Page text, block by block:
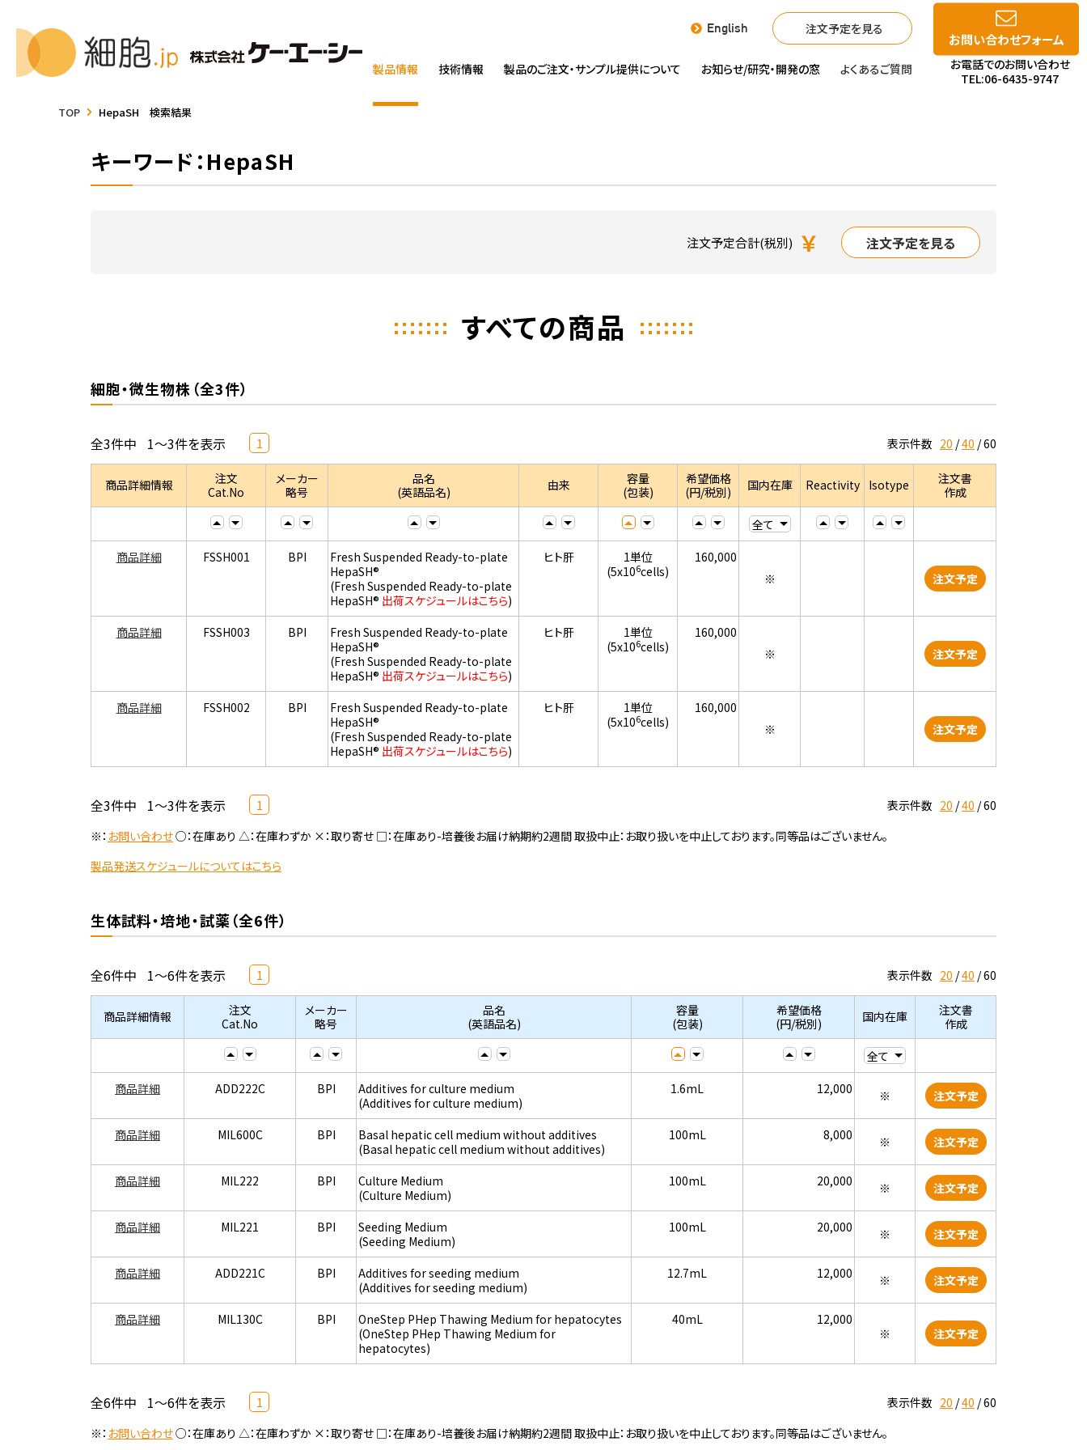
English 注文予定を見る
製品情報 技術情報 製品のご注文・サンプル提供について お知らせ/研究・開発の窓 よくあるご質問
お問い合わせフォーム
お電話でのお問い合わせ
TEL:06-6435-9747
TOP HepaSH 検索結果
キーワード：HepaSH
注文予定合計(税別) ￥ 注文予定を見る
すべての商品
細胞・微生物株（全3件）
全3件中 1～3件を表示 1 表示件数 20 40 60
商品詳細情報
注文
Cat.No
メーカー
略号
品名
(英語品名)
由来
容量
(包装)
希望価格
(円/税別)
国内在庫 Reactivity Isotype
注文書
作成
商品詳細 FSSH001 BPI
Fresh Suspended Ready-to-plate
HepaSH®
(Fresh Suspended Ready-to-plate
HepaSH® 出荷スケジュールはこちら)
ヒト肝
1単位
(5x106cells)
160,000
※
注文予定
商品詳細 FSSH003 BPI
Fresh Suspended Ready-to-plate
HepaSH®
(Fresh Suspended Ready-to-plate
HepaSH® 出荷スケジュールはこちら)
ヒト肝
1単位
(5x106cells)
160,000
※
注文予定
商品詳細 FSSH002 BPI
Fresh Suspended Ready-to-plate
HepaSH®
(Fresh Suspended Ready-to-plate
HepaSH® 出荷スケジュールはこちら)
ヒト肝
1単位
(5x106cells)
160,000
※
注文予定
全3件中 1～3件を表示 1 表示件数 20 40 60
※： お問い合わせ○：在庫あり △：在庫わずか ×：取り寄せ □：在庫あり-培養後お届け納期約2週間 取扱中止：お取り扱いを中止しております。同等品はございません。
製品発送スケジュールについてはこちら
生体試料・培地・試薬（全6件）
全6件中 1～6件を表示 1 表示件数 20 40 60
商品詳細情報
注文
Cat.No
メーカー
略号
品名
(英語品名)
容量
(包装)
希望価格
(円/税別)
国内在庫
注文書
作成
商品詳細 ADD222C BPI
Additives for culture medium
(Additives for culture medium)
1.6mL 12,000 ※ 注文予定
商品詳細 MIL600C BPI
Basal hepatic cell medium without additives
(Basal hepatic cell medium without additives)
100mL 8,000 ※ 注文予定
商品詳細 MIL222 BPI
Culture Medium
(Culture Medium)
100mL 20,000 ※ 注文予定
商品詳細 MIL221 BPI
Seeding Medium
(Seeding Medium)
100mL 20,000 ※ 注文予定
商品詳細 ADD221C BPI
Additives for seeding medium
(Additives for seeding medium)
12.7mL 12,000 ※ 注文予定
商品詳細 MIL130C BPI
OneStep PHep Thawing Medium for hepatocytes
(OneStep PHep Thawing Medium for
hepatocytes)
40mL
12,000
※
注文予定
全6件中 1～6件を表示 1 表示件数 20 40 60
※： お問い合わせ○：在庫あり △：在庫わずか ×：取り寄せ □：在庫あり-培養後お届け納期約2週間 取扱中止：お取り扱いを中止しております。同等品はございません。